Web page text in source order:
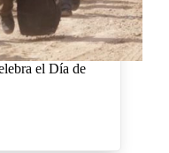
el Día de